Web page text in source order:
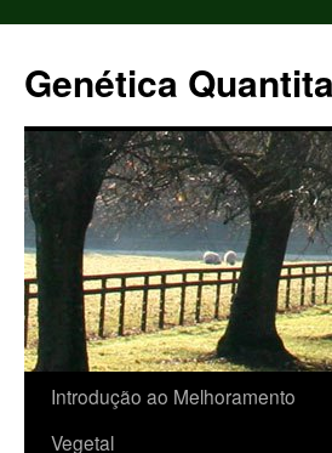
o
conteúdo
Genética
Introdução ao Melhoramento
Vegetal